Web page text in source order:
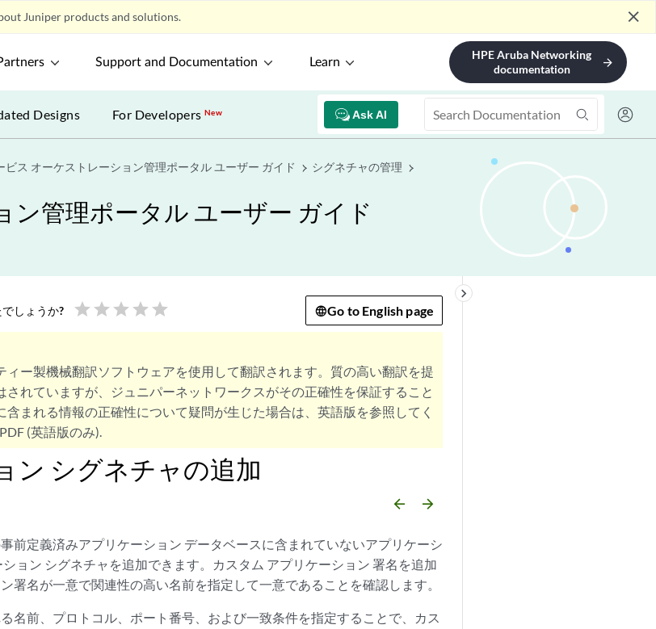
Juniper products and solutions. close
Support and Documentation Learn
HPE Aruba Networking
documentation
arrow_forward
Ask AI
Designs For DevelopersNew
ビス オーケストレーション管理ポータル ユーザー ガイド シグネチャの管理
管理ポータル ユーザー ガイド
keyboard_arrow_right
しょうか? star star star star star Go to English page
ィー製機械翻訳ソフトウェアを使用して翻訳されます。質の高い翻訳を提
されていますが、ジュニパーネットワークスがその正確性を保証すること
含まれる情報の正確性について疑問が生じた場合は、英語版を参照してく
(英語版のみ).
ン シグネチャの追加
arrow_backward arrow_forward
前定義済みアプリケーション データベースに含まれていないアプリケーシ
ョン シグネチャを追加できます。カスタム アプリケーション 署名を追加
署名が一意で関連性の高い名前を指定して一意であることを確認します。
名前、プロトコル、ポート番号、および一致条件を指定することで、カス